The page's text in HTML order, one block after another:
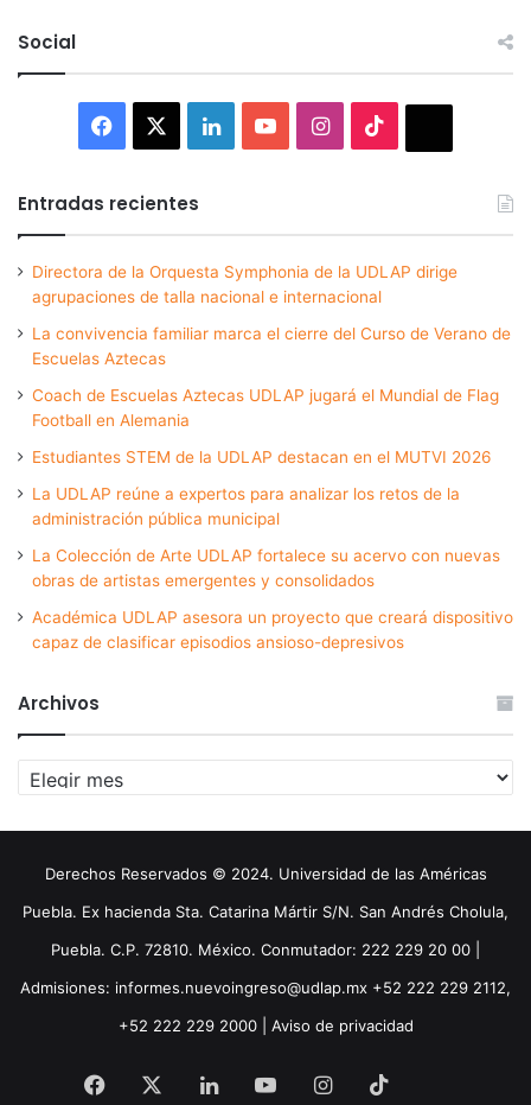
Social
Facebook LinkedInYouTubeInstagram
Entradas recientes
Directora de la Orquesta Symphonia de la UDLAP dirige
agrupaciones de talla nacional e internacional
La convivencia familiar marca el cierre del Curso de Verano de
Escuelas Aztecas
Coach de Escuelas Aztecas UDLAP jugará el Mundial de Flag
Football en Alemania
Estudiantes STEM de la UDLAP destacan en el MUTVI 2026
La UDLAP reúne a expertos para analizar los retos de la
administración pública municipal
La Colección de Arte UDLAP fortalece su acervo con nuevas
obras de artistas emergentes y consolidados
Académica UDLAP asesora un proyecto que creará dispositivo
capaz de clasificar episodios ansioso-depresivos
Archivos
Archivos
Derechos Reservados © 2024. Universidad de las Américas
Puebla. Ex hacienda Sta. Catarina Mártir S/N. San Andrés Cholula,
Puebla. C.P. 72810. México. Conmutador: 222 229 20 00 |
Admisiones: informes.nuevoingreso@udlap.mx +52 222 229 2112,
+52 222 229 2000 | Aviso de privacidad
Facebook LinkedInYouTubeInstagram